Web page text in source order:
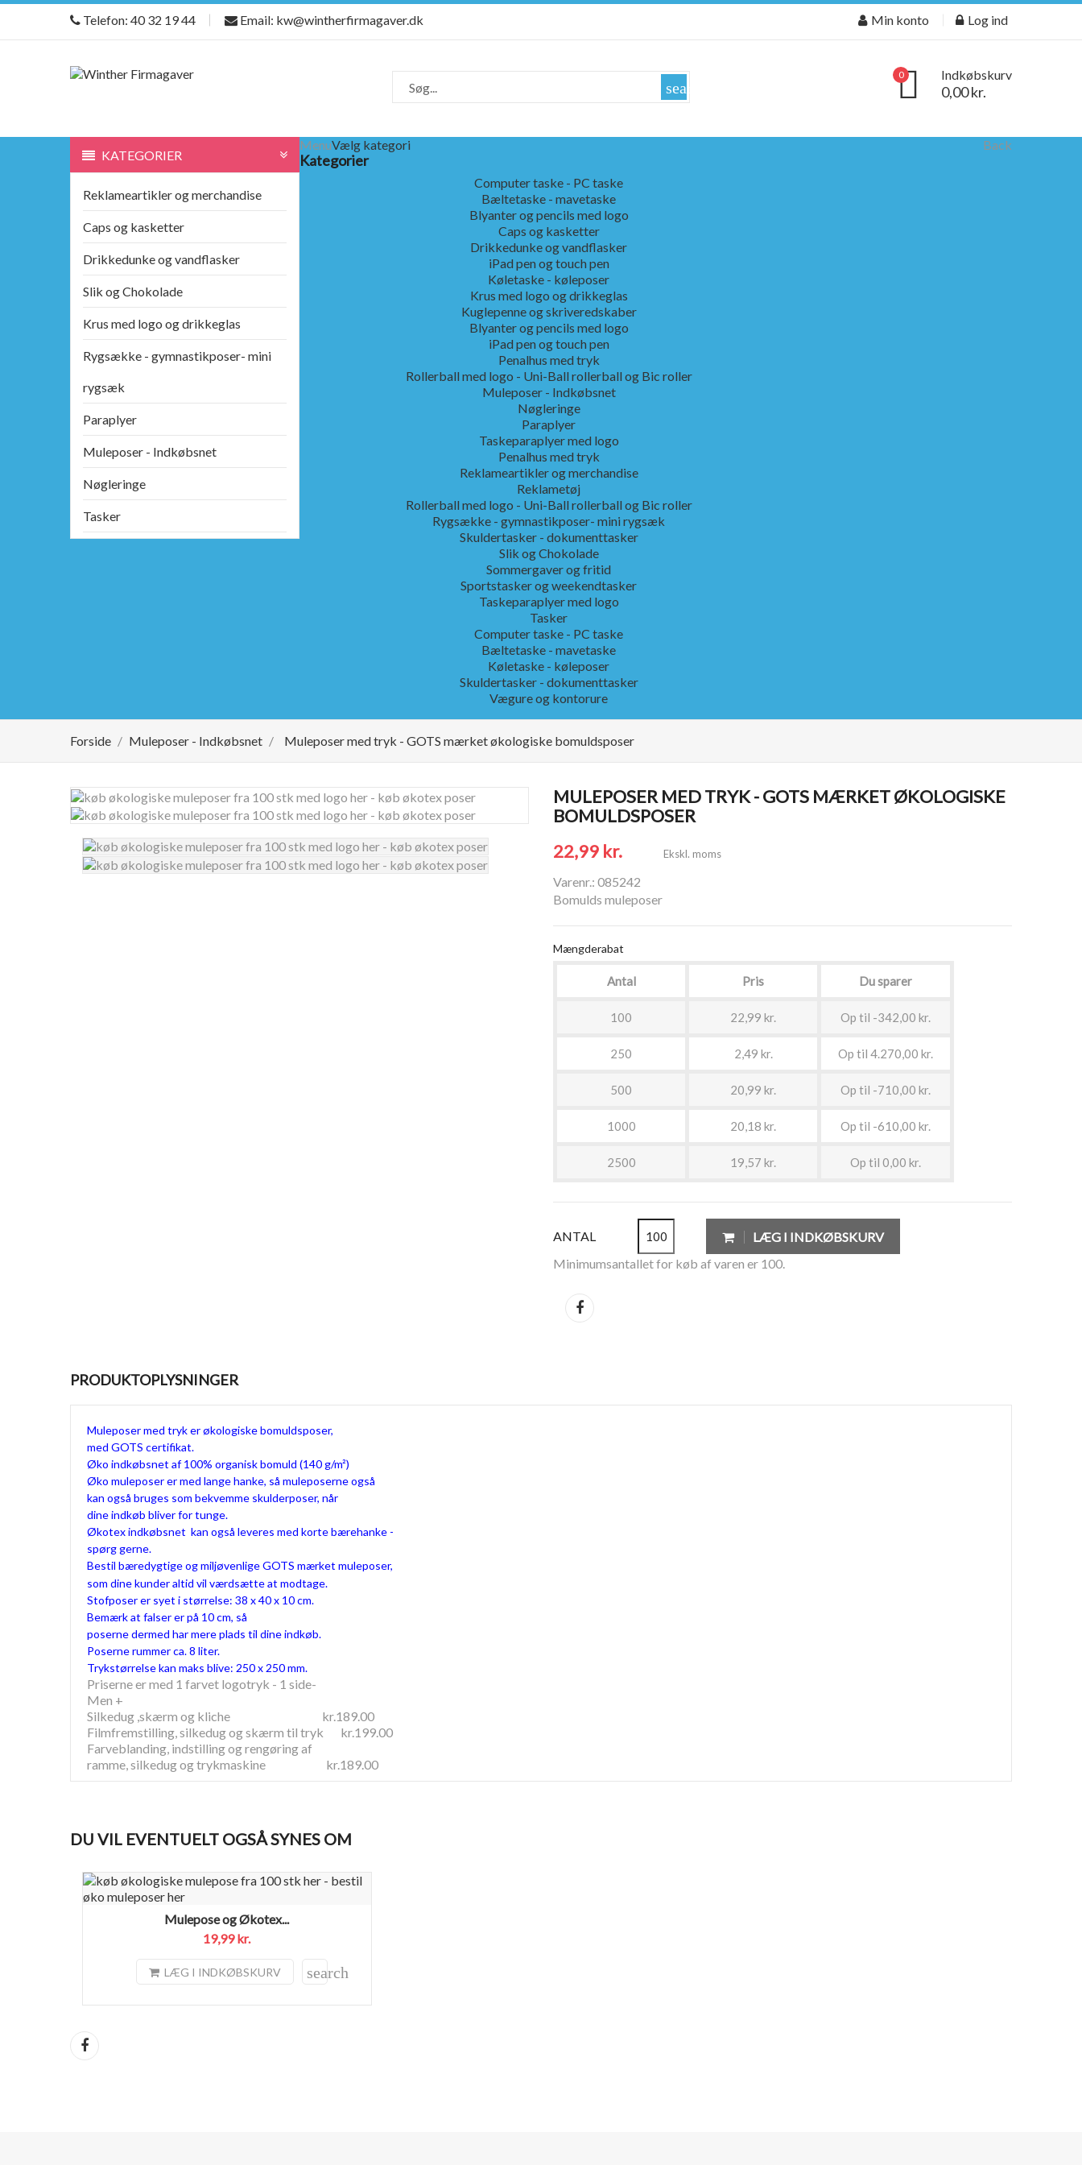
Telefon: 40 32 19 44 Email: kw@wintherfirmagaver.dk Min konto Log ind
Indkøbskurv
0,00 kr.
0
search
KATEGORIER
Reklameartikler og merchandise
Caps og kasketter
Drikkedunke og vandflasker
Slik og Chokolade
Krus med logo og drikkeglas
Rygsække - gymnastikposer- mini
rygsæk
Paraplyer
Muleposer - Indkøbsnet
Nøgleringe
Tasker
Menu Back
Vælg kategori
Kategorier
Computer taske - PC taske
Bæltetaske - mavetaske
Blyanter og pencils med logo
Caps og kasketter
Drikkedunke og vandflasker
iPad pen og touch pen
Køletaske - køleposer
Krus med logo og drikkeglas
Kuglepenne og skriveredskaber
Blyanter og pencils med logo
iPad pen og touch pen
Penalhus med tryk
Rollerball med logo - Uni-Ball rollerball og Bic roller
Muleposer - Indkøbsnet
Nøgleringe
Paraplyer
Taskeparaplyer med logo
Penalhus med tryk
Reklameartikler og merchandise
Reklametøj
Rollerball med logo - Uni-Ball rollerball og Bic roller
Rygsække - gymnastikposer- mini rygsæk
Skuldertasker - dokumenttasker
Slik og Chokolade
Sommergaver og fritid
Sportstasker og weekendtasker
Taskeparaplyer med logo
Tasker
Computer taske - PC taske
Bæltetaske - mavetaske
Køletaske - køleposer
Skuldertasker - dokumenttasker
Vægure og kontorure
Forside Muleposer - Indkøbsnet Muleposer med tryk - GOTS mærket økologiske bomuldsposer
MULEPOSER MED TRYK - GOTS MÆRKET ØKOLOGISKE
BOMULDSPOSER
22,99 kr.
Ekskl. moms
Varenr.: 085242
Bomulds muleposer
Mængderabat
Antal Pris Du sparer
100 22,99 kr. Op til -342,00 kr.
250 2,49 kr. Op til 4.270,00 kr.
500 20,99 kr. Op til -710,00 kr.
1000 20,18 kr. Op til -610,00 kr.
2500 19,57 kr. Op til 0,00 kr.
ANTAL
LÆG I INDKØBSKURV
Minimumsantallet for køb af varen er 100.
PRODUKTOPLYSNINGER
Muleposer med tryk er økologiske bomuldsposer,
med GOTS certifikat.
Øko indkøbsnet af 100% organisk bomuld (140 g/m²)
Øko muleposer er med lange hanke, så muleposerne også
kan også bruges som bekvemme skulderposer, når
dine indkøb bliver for tunge.
Økotex indkøbsnet kan også leveres med korte bærehanke -
spørg gerne.
Bestil bæredygtige og miljøvenlige GOTS mærket muleposer,
som dine kunder altid vil værdsætte at modtage.
Stofposer er syet i størrelse: 38 x 40 x 10 cm.
Bemærk at falser er på 10 cm, så
poserne dermed har mere plads til dine indkøb.
Poserne rummer ca. 8 liter.
Trykstørrelse kan maks blive: 250 x 250 mm.
Priserne er med 1 farvet logotryk - 1 side-
Men +
Silkedug ,skærm og kliche kr.189.00
Filmfremstilling, silkedug og skærm til tryk kr.199.00
Farveblanding, indstilling og rengøring af
ramme, silkedug og trykmaskine kr.189.00
DU VIL EVENTUELT OGSÅ SYNES OM
Mulepose og Økotex...
19,99 kr.
LÆG I INDKØBSKURV search